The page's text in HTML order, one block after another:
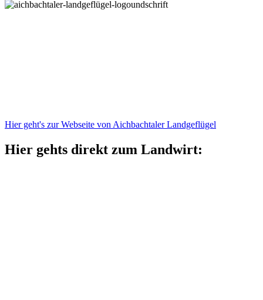
Hier geht's zur Webseite von Aichbachtaler Landgeflügel
Hier gehts direkt zum Landwirt: